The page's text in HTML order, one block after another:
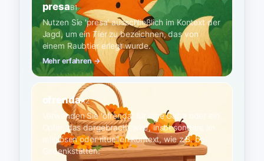
presaB1
Nutzen Sie 'presa' ausschließlich im Kontext der
Jagd, um ein Tier zu bezeichnen, das von
einem Raubtier erlegt wurde.
Mehr erfahren →
ofrendaA2
Verwenden Sie 'ofrenda' für eine Gabe oder ein
Opfer, das dargebracht wird, insbesondere im
religiösen oder rituellen Kontext, wie z.B. bei
Gedenkstätten.